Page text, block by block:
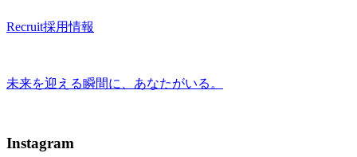
Recruit採用情報
未来を迎える瞬間に、あなたがいる。
Instagram